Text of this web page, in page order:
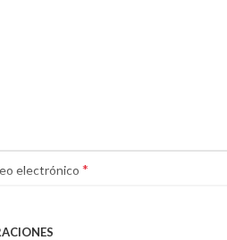
electrónico *